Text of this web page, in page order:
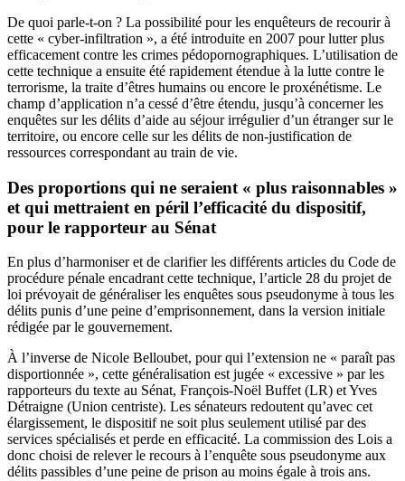
De quoi parle-t-on ? La possibilité pour les enquêteurs de recourir à
cette « cyber-infiltration », a été introduite en 2007 pour lutter plus
efficacement contre les crimes pédopornographiques. L’utilisation de
cette technique a ensuite été rapidement étendue à la lutte contre le
terrorisme, la traite d’êtres humains ou encore le proxénétisme. Le
champ d’application n’a cessé d’être étendu, jusqu’à concerner les
enquêtes sur les délits d’aide au séjour irrégulier d’un étranger sur le
territoire, ou encore celle sur les délits de non-justification de
ressources correspondant au train de vie.
Des proportions qui ne seraient « plus raisonnables »
et qui mettraient en péril l’efficacité du dispositif,
pour le rapporteur au Sénat
En plus d’harmoniser et de clarifier les différents articles du Code de
procédure pénale encadrant cette technique, l’article 28 du projet de
loi prévoyait de généraliser les enquêtes sous pseudonyme à tous les
délits punis d’une peine d’emprisonnement, dans la version initiale
rédigée par le gouvernement.
À l’inverse de Nicole Belloubet, pour qui l’extension ne « paraît pas
disportionnée », cette généralisation est jugée « excessive » par les
rapporteurs du texte au Sénat, François-Noël Buffet (LR) et Yves
Détraigne (Union centriste). Les sénateurs redoutent qu’avec cet
élargissement, le dispositif ne soit plus seulement utilisé par des
services spécialisés et perde en efficacité. La commission des Lois a
donc choisi de relever le recours à l’enquête sous pseudonyme aux
délits passibles d’une peine de prison au moins égale à trois ans.